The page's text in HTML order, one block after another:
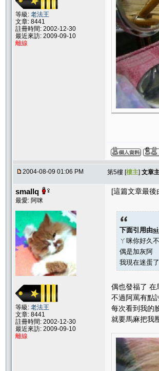
等級: 老法王
文章: 8441
註冊時間: 2002-12-30
最近來訪: 2009-09-10
離線
2004-08-09 01:06 PM 第5樓 [樓主] 文章
smallq
最愛: 阿咪
等級: 老法王
文章: 8441
註冊時間: 2002-12-30
最近來訪: 2009-09-10
離線
[這篇文章最
下面引用由
ㄚ咪你好久
偶是加灰阿
我現在迷蛋
偶也發福了 在
不過阿罵有點
每次看到我的
就要馬麻把我